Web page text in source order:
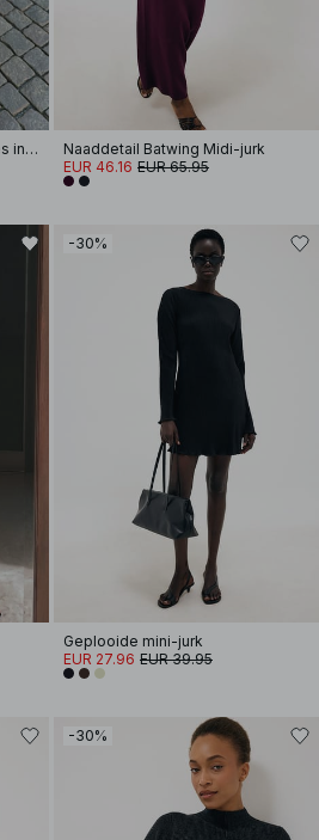
Mini-jurk met ruches en ruches in de taille
Naaddetail Batwing Midi-jurk
EUR 46.16 EUR 65.95
-30%
Geplooide mini-jurk
EUR 27.96 EUR 39.95
-30%